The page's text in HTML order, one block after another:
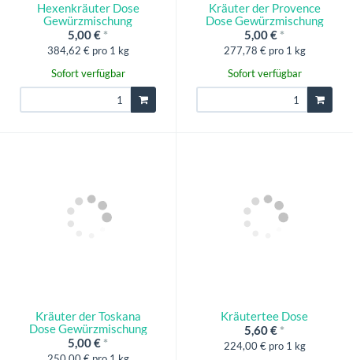
Hexenkräuter Dose
Gewürzmischung
5,00 € *
384,62 € pro 1 kg
Sofort verfügbar
Kräuter der Provence
Dose Gewürzmischung
5,00 € *
277,78 € pro 1 kg
Sofort verfügbar
Kräuter der Toskana
Dose Gewürzmischung
5,00 € *
Kräutertee Dose
5,60 € *
224,00 € pro 1 kg